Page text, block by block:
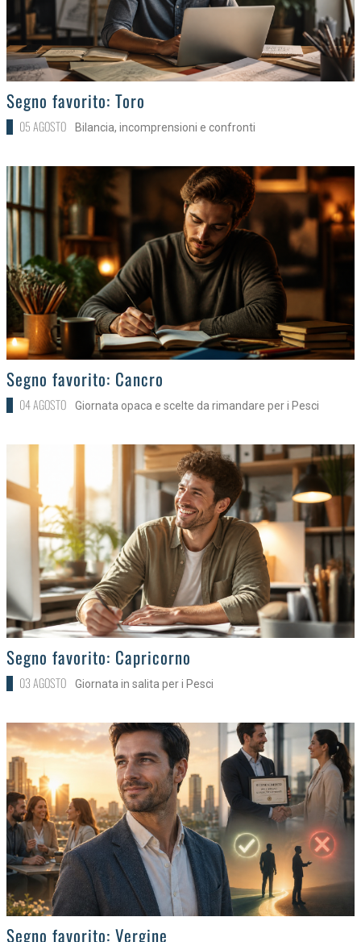
>
Segno favorito: Toro
05 AGOSTO Bilancia, incomprensioni e confronti
>
Segno favorito: Cancro
04 AGOSTO Giornata opaca e scelte da rimandare per i Pesci
>
Segno favorito: Capricorno
03 AGOSTO Giornata in salita per i Pesci
>
Segno favorito: Vergine